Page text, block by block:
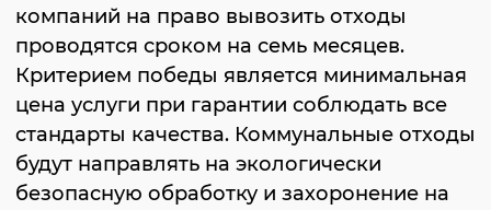
компаний на право вывозить отходы
проводятся сроком на семь месяцев.
Критерием победы является минимальная
цена услуги при гарантии соблюдать все
стандарты качества. Коммунальные отходы
будут направлять на экологически
безопасную обработку и захоронение на